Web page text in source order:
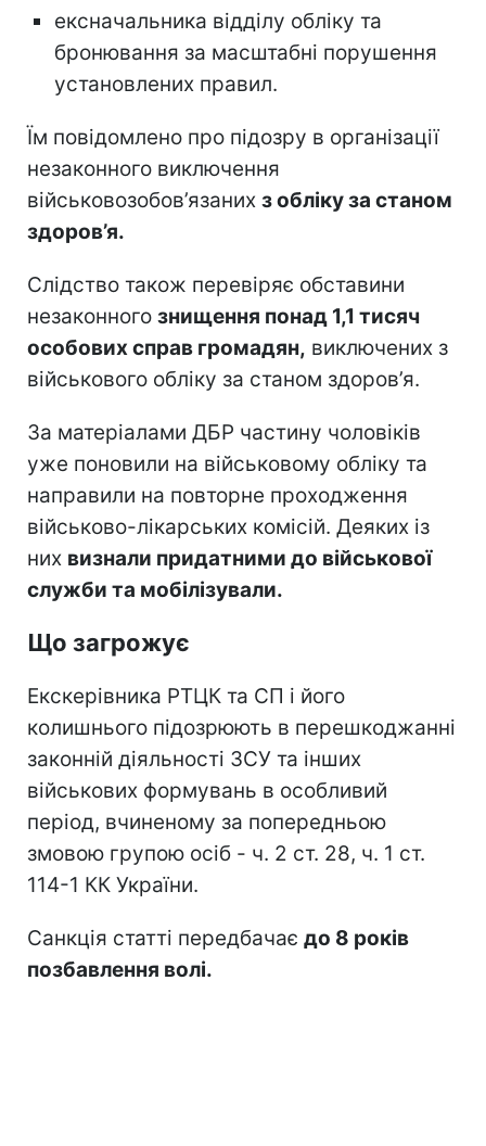
ексначальника відділу обліку та
бронювання за масштабні порушення
установлених правил.
Їм повідомлено про підозру в організації
незаконного виключення
військовозобов’язаних з обліку за станом
здоров’я.
Слідство також перевіряє обставини
незаконного знищення понад 1,1 тисяч
особових справ громадян, виключених з
військового обліку за станом здоров’я.
За матеріалами ДБР частину чоловіків
уже поновили на військовому обліку та
направили на повторне проходження
військово-лікарських комісій. Деяких із
них визнали придатними до військової
служби та мобілізували.
Що загрожує
Екскерівника РТЦК та СП і його
колишнього підозрюють в перешкоджанні
законній діяльності ЗСУ та інших
військових формувань в особливий
період, вчиненому за попередньою
змовою групою осіб - ч. 2 ст. 28, ч. 1 ст.
114-1 КК України.
Санкція статті передбачає до 8 років
позбавлення волі.